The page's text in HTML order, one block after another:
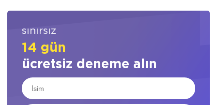
sınırsız
14 gün
ücretsiz deneme alın